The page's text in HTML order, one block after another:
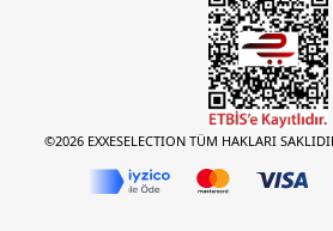
©2026 EXXESELECTION TÜM HAKLARI